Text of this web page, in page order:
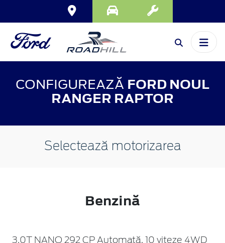
CONFIGUREAZĂ FORD NOUL
RANGER RAPTOR
Selectează motorizarea
Benzină
3.0T NANO 292 CP Automată, 10 viteze 4WD